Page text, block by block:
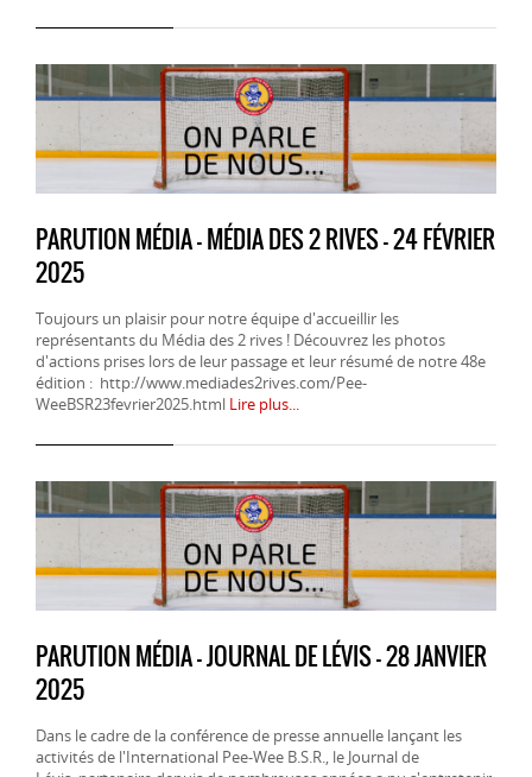
PARUTION MÉDIA - MÉDIA DES 2 RIVES - 24 FÉVRIER
2025
Toujours un plaisir pour notre équipe d'accueillir les
représentants du Média des 2 rives ! Découvrez les photos
d'actions prises lors de leur passage et leur résumé de notre 48e
édition : http://www.mediades2rives.com/Pee-
WeeBSR23fevrier2025.html Lire plus...
PARUTION MÉDIA - JOURNAL DE LÉVIS - 28 JANVIER
2025
Dans le cadre de la conférence de presse annuelle lançant les
activités de l'International Pee-Wee B.S.R., le Journal de